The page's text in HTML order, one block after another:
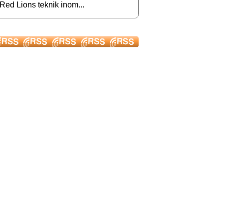
Red Lions teknik inom...